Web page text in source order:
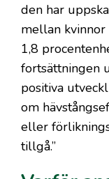
den har
mellan kvinnor
1,8
fortsättningen
positiva
om
eller
tillgå.”